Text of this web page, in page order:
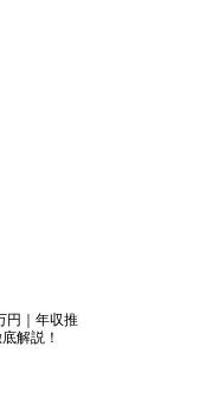
円｜年収推
解説！